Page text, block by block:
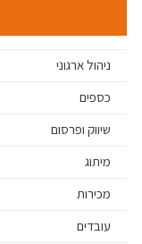
ניהול ארגוני
כספים
שיווק ופרסום
מיתוג
מכירות
עובדים